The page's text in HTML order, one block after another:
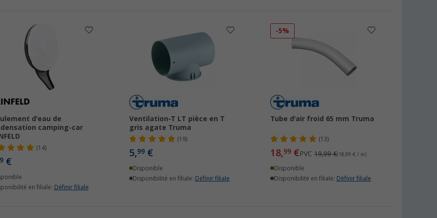
d'eau de
camping-car
(14)
€
en filiale: Définir filiale
Ventilation-T LT pièce en T
gris agate Truma
(19)
5,99€
Disponible
Disponibilité en filiale: Définir filiale
-5%
Tube d'air froid 65 mm Truma
(13)
18,99 €PVC19,99 €(18,99 € / m)
Disponible
Disponibilité en filiale: Définir filiale